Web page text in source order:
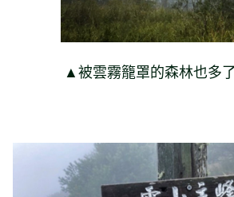
▲被雲霧籠罩的森林也多